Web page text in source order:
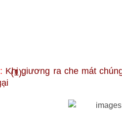
: Khi giương ra che mát
(1).